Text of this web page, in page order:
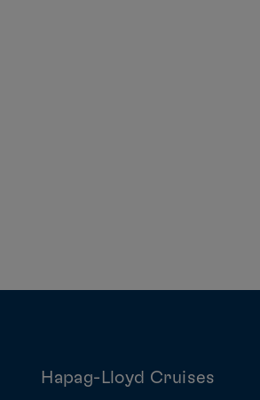
Hapag-Lloyd Cruises